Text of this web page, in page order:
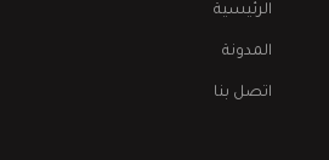
الرئيسية
المدونة
اتصل بنا